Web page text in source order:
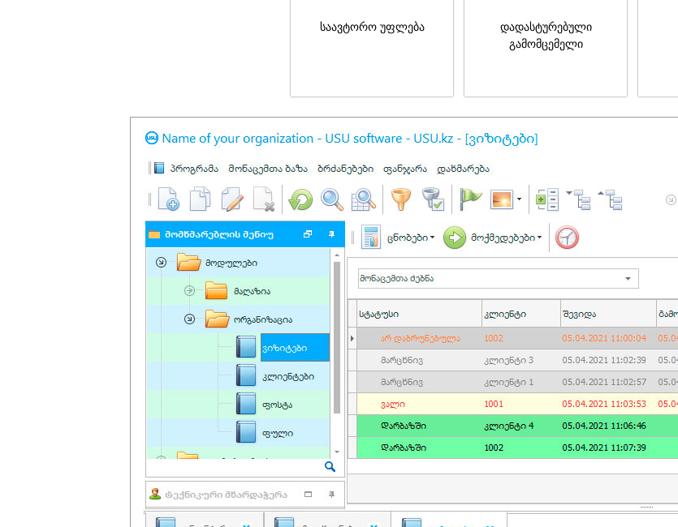
საავტორო უფლება
დადასტურებული
გამომცემელი